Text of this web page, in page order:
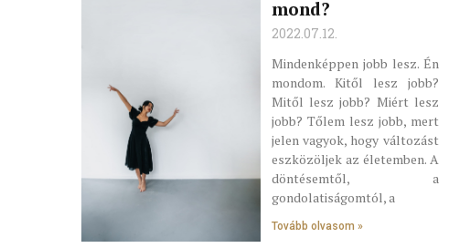
mond?
2022.07.12.
Mindenképpen jobb lesz. Én
mondom. Kitől lesz jobb?
Mitől lesz jobb? Miért lesz
jobb? Tőlem lesz jobb, mert
jelen vagyok, hogy változást
eszközöljek az életemben. A
döntésemtől, a
gondolatiságomtól, a
Tovább olvasom »